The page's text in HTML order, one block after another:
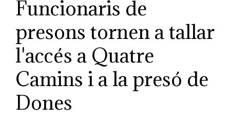
Funcionaris de
presons tornen a tallar
l'accés a Quatre
Camins i a la presó de
Dones